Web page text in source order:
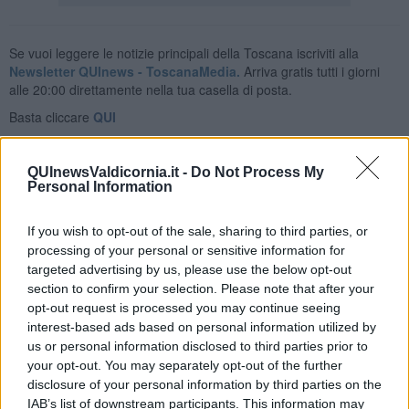
QUInewsValdicornia.it - Do Not Process My
Personal Information
If you wish to opt-out of the sale, sharing to third parties, or
processing of your personal or sensitive information for
targeted advertising by us, please use the below opt-out
section to confirm your selection. Please note that after your
opt-out request is processed you may continue seeing
interest-based ads based on personal information utilized by
us or personal information disclosed to third parties prior to
your opt-out. You may separately opt-out of the further
disclosure of your personal information by third parties on the
IAB’s list of downstream participants. This information may
Se vuoi leggere le notizie principali della Toscana iscriviti alla
Newsletter QUInews - ToscanaMedia. Arriva gratis tutti i giorni
alle 20:00 direttamente nella tua casella di posta.
Basta cliccare QUI